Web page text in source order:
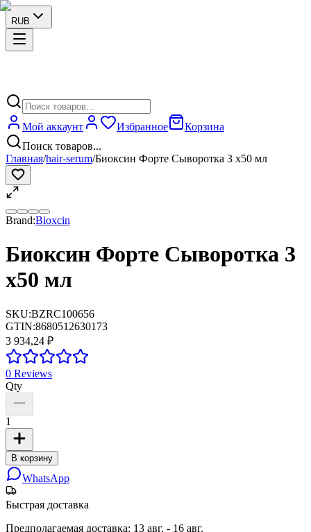
RUB
Мой аккаунт Избранное
Корзина
Поиск товаров...
Главная/hair-serum/Биоксин Форте Сыворотка 3 x50 мл
Brand:Bioxcin
Биоксин Форте Сыворотка 3
x50 мл
SKU:BZRC100656
GTIN:8680512630173
3 934,24 ₽
0 Reviews
Qty
1
В корзину
WhatsApp
Быстрая доставка
Предполагаемая доставка: 13 авг. - 16 авг.